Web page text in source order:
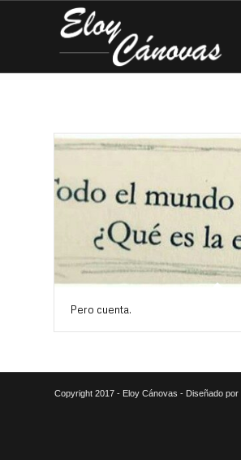
Pero cuenta.
Copyright 2017 - Eloy Cánovas - Diseñado por